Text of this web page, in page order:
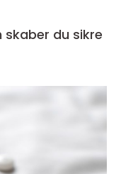
skaber du sikre